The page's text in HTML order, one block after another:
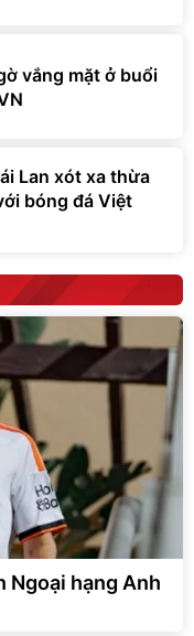
vắng mặt ở buổi
Lan xót xa thừa
bóng đá Việt
Ngoại hạng Anh